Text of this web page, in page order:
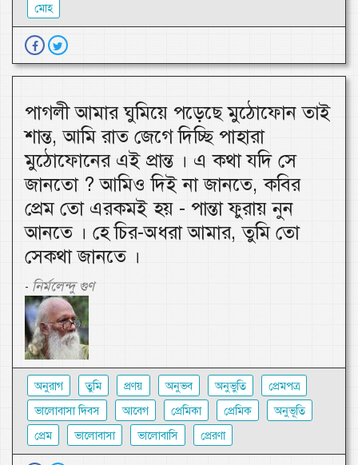
মোহ
পাগলী আমার ঘুমিয়ে পড়েছে মুঠোফোন তাই
শান্ত, আমি রাত জেগে দিচ্ছি পাহারা
মুঠোফোনের এই প্রান্ত । এ কথা যদি সে
জানতো ? আমিও দিই না জানতে, কবির
প্রেম তো এরকমই হয় - পান্তা ফুরায় নুন
আনতে । হে চির-অধরা আমার, তুমি তো
সেকথা জানতে ।
- নির্মলেন্দু গুণ
অনুরাগ তুমি প্রণয় অনুভব অনুভুতি
প্রেমপত্র
ভালোবাসা দিবস
আবেগ প্রেমিকা প্রেমিক
অনুভূতি
প্রেম
ভালোবাসা ভালোবাসি প্রেরণা